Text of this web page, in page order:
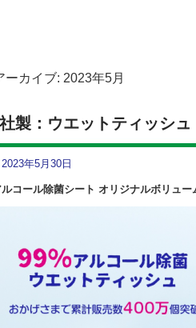
ーカイブ: 2023年5月
製：ウエットティッシュ
2023年5月30日
ルコール除菌シート オリジナルボリュー